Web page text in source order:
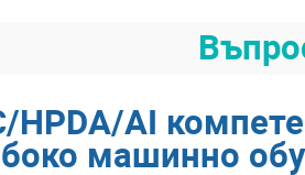
HPDA/AI
машинно